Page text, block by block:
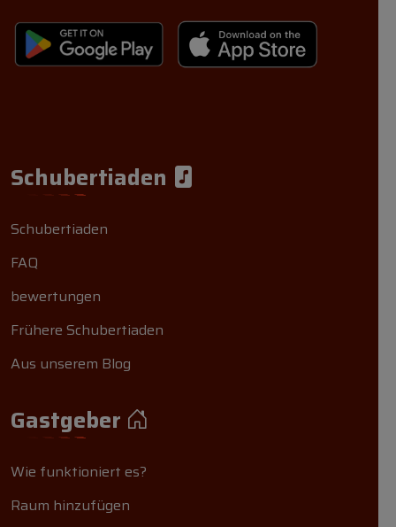
Schubertiaden
Schubertiaden
FAQ
bewertungen
Frühere Schubertiaden
Aus unserem Blog
Gastgeber
Wie funktioniert es?
Raum hinzufügen